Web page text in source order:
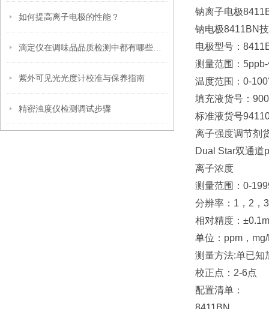
如何提高离子电极的性能？
紫外可见光光度计校准与保养指南
精密浊度仪检测调试步骤
钠离子电极
钠电极8411BN
电极型号：
测量范围：
温度范围： 0-
填充液货号：
标准液货号
离子强度调节剂
Dual Star双通道
离子浓度
测量范围： 0-
分辨率： 1，2，
相对精度：
单位： ppm，
测量方法:单已知
校正点： 2-6点
配置清单：